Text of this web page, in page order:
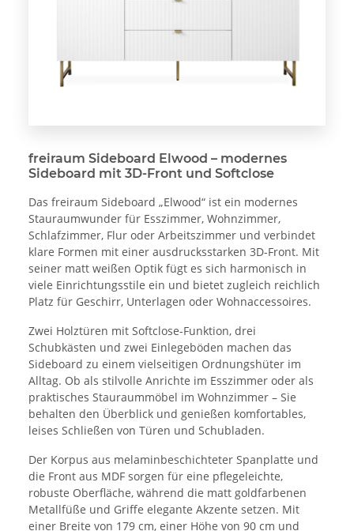
freiraum Sideboard Elwood – modernes
Sideboard mit 3D-Front und Softclose
Das freiraum Sideboard „Elwood“ ist ein modernes
Stauraumwunder für Esszimmer, Wohnzimmer,
Schlafzimmer, Flur oder Arbeitszimmer und verbindet
klare Formen mit einer ausdrucksstarken 3D-Front. Mit
seiner matt weißen Optik fügt es sich harmonisch in
viele Einrichtungsstile ein und bietet zugleich reichlich
Platz für Geschirr, Unterlagen oder Wohnaccessoires.
Zwei Holztüren mit Softclose-Funktion, drei
Schubkästen und zwei Einlegeböden machen das
Sideboard zu einem vielseitigen Ordnungshüter im
Alltag. Ob als stilvolle Anrichte im Esszimmer oder als
praktisches Stauraummöbel im Wohnzimmer – Sie
behalten den Überblick und genießen komfortables,
leises Schließen von Türen und Schubladen.
Der Korpus aus melaminbeschichteter Spanplatte und
die Front aus MDF sorgen für eine pflegeleichte,
robuste Oberfläche, während die matt goldfarbenen
Metallfüße und Griffe elegante Akzente setzen. Mit
einer Breite von 179 cm, einer Höhe von 90 cm und